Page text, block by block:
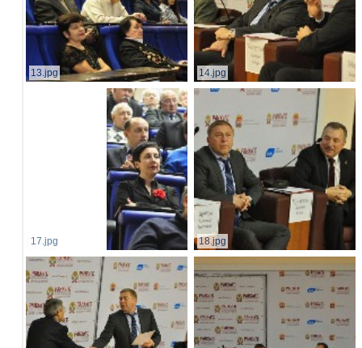
13.jpg 14.jpg
17.jpg 18.jpg